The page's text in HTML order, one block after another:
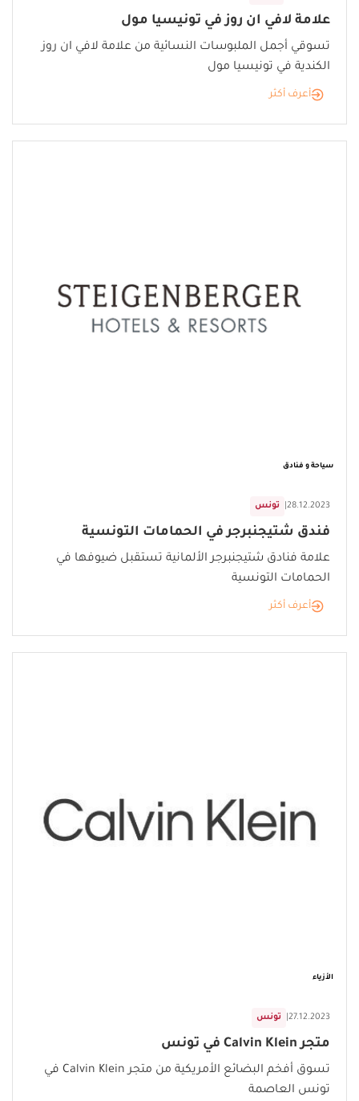
علامة لافي ان روز في تونيسيا مول
تسوقي أجمل الملبوسات النسائية من علامة لافي ان روز
الكندية في تونيسيا مول
أعرف أكثر
سياحة و فنادق
تونس 28.12.2023
فندق شتيجنبرجر في الحمامات التونسية
علامة فنادق شتيجنبرجر الألمانية تستقبل ضيوفها في
الحمامات التونسية
أعرف أكثر
الأزياء
تونس 27.12.2023
متجر Calvin Klein في تونس
تسوق أفخم البضائع الأمريكية من متجر Calvin Klein في
تونس العاصمة